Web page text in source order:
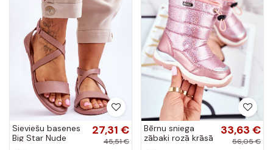
Sieviešu basenes
Big Star Nude
27,31 €
45,51 €
Bērnu sniega
zābaki rozā krāsā
33,63 €
56,05 €